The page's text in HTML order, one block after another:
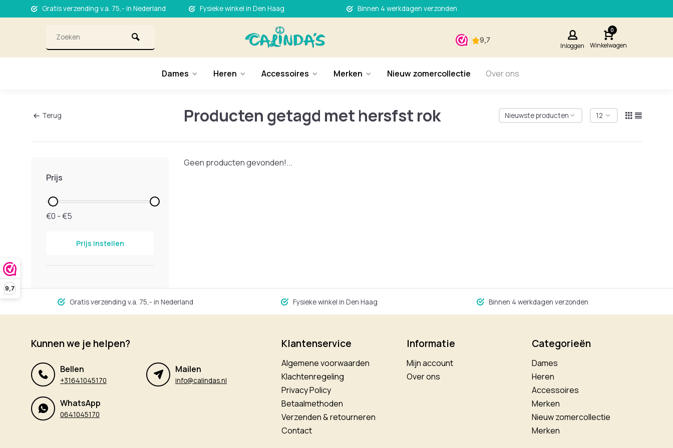
9,7
Gratis verzending v.a. 75,- in Nederland Fysieke winkel in Den Haag Binnen 4 werkdagen verzonden
Inloggen
0
Winkelwagen
Dames Heren Accessoires Merken Nieuw zomercollectie Over ons
Terug Producten getagd met hersfst rok
Prijs
€0 - €5
Prijs instellen
Geen producten gevonden!...
Gratis verzending v.a. 75,- in Nederland Fysieke winkel in Den Haag Binnen 4 werkdagen verzonden
Kunnen we je helpen?
Bellen
+31641045170
Mailen
info@calindas.nl
WhatsApp
0641045170
Klantenservice
Algemene voorwaarden
Klachtenregeling
Privacy Policy
Betaalmethoden
Verzenden & retourneren
Contact
Informatie
Mijn account
Over ons
Categorieën
Dames
Heren
Accessoires
Merken
Nieuw zomercollectie
Merken